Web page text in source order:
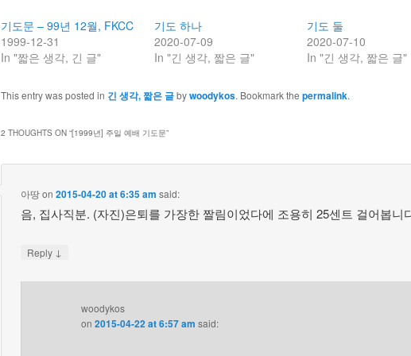
기도문 – 99년 12월, FKCC
1999-12-31
In "짧은 생각, 긴 글"
기도 하나
2020-07-09
In "긴 생각, 짧은 글"
기도 둘
2020-07-10
In "긴 생각, 짧은 글"
This entry was posted in 긴 생각, 짧은 글bywoodykos. Bookmark the permalink.
2 THOUGHTS ON “[1999년] 주일 예배 기도문”
아땅on2015-04-20 at 6:35 am said:
음, 집사직분. (자진)은퇴를 가장한 짤림이었다에 조용히 25센트 걸어봅니
Reply ↓
woodykos
on 2015-04-22 at 6:57 am said: